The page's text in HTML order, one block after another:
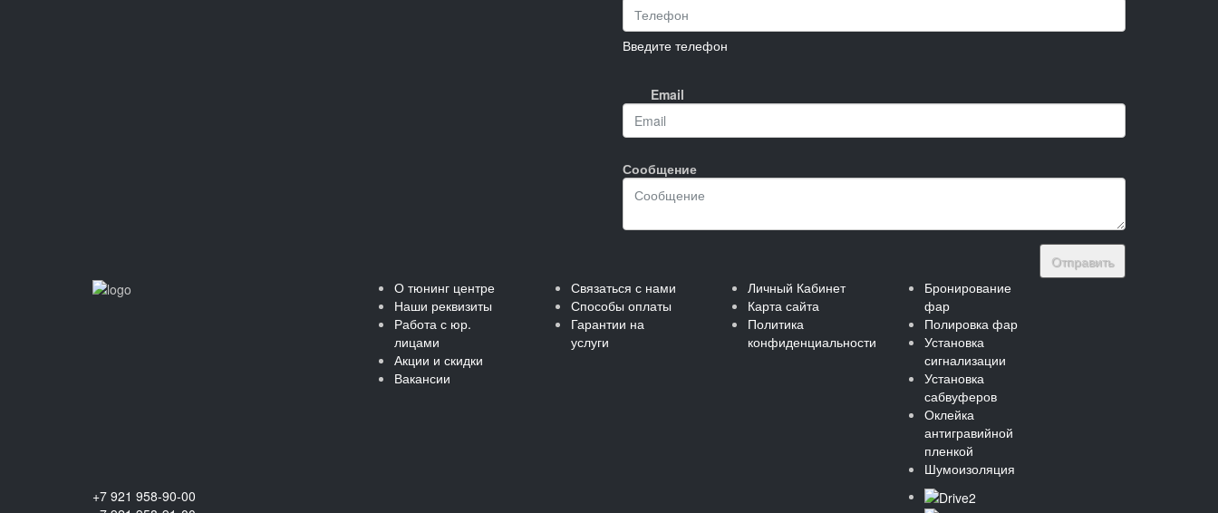
Введите телефон
Email
Сообщение
Отправить
О тюнинг центре
Наши реквизиты
Работа с юр.
лицами
Акции и скидки
Вакансии
Связаться с нами
Способы оплаты
Гарантии на
услуги
Личный Кабинет
Карта сайта
Политика
конфиденциальности
Бронирование
фар
Полировка фар
Установка
сигнализации
Установка
сабвуферов
Оклейка
антигравийной
пленкой
Шумоизоляция
+7 921 958-90-00